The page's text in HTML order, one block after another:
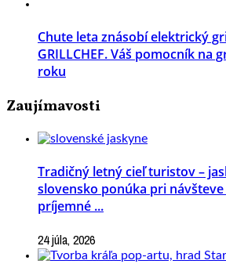
Chute leta znásobí elektrický
GRILLCHEF. Váš pomocník na
roku
Zaujímavosti
Tradičný letný cieľ turistov –
slovensko ponúka pri
príjemné ...
24 júla, 2026